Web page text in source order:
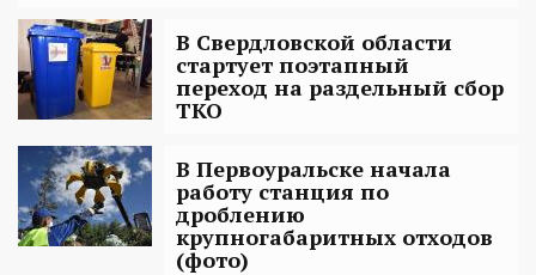
В Свердловской области
стартует поэтапный
переход на раздельный сбор
ТКО
В Первоуральске начала
работу станция по
дроблению
крупногабаритных отходов
(фото)